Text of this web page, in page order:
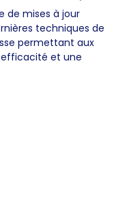
de mises à jour
techniques de
permettant aux
efficacité et une